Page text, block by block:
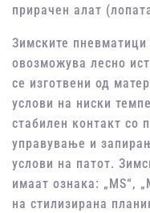
прирачен алат
Зимските
овозможува лесно
се изготвени од
услови на ниски
стабилен контакт со
управување и
услови на патот.
имаат ознака: „MS“,
на стилизирана